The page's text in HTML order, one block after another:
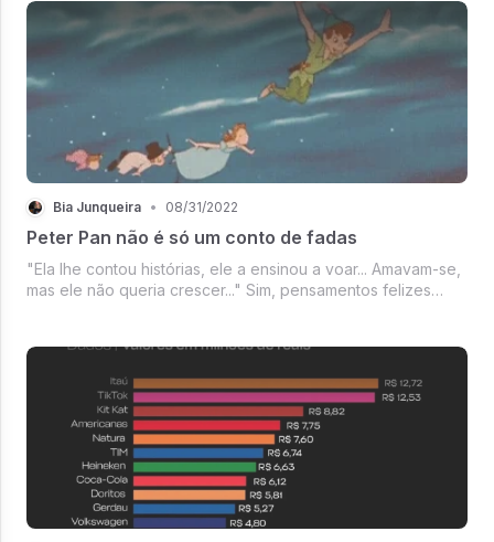
Bia Junqueira • 08/31/2022
Peter Pan não é só um conto de fadas
"Ela lhe contou histórias, ele a ensinou a voar... Amavam-se,
mas ele não queria crescer..." Sim, pensamentos felizes